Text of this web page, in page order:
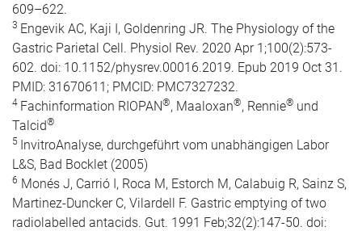
609–622.
3 Engevik AC, Kaji I, Goldenring JR. The Physiology of the
Gastric Parietal Cell. Physiol Rev. 2020 Apr 1;100(2):573-
602. doi: 10.1152/physrev.00016.2019. Epub 2019 Oct 31.
PMID: 31670611; PMCID: PMC7327232.
4 Fachinformation RIOPAN®, Maaloxan®, Rennie® und
Talcid®
5 InvitroAnalyse, durchgeführt vom unabhängigen Labor
L&S, Bad Bocklet (2005)
6 Monés J, Carrió I, Roca M, Estorch M, Calabuig R, Sainz S,
Martinez-Duncker C, Vilardell F. Gastric emptying of two
radiolabelled antacids. Gut. 1991 Feb;32(2):147-50. doi: